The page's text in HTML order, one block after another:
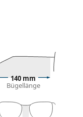
Lentiamo
dieser
passt perfekt zu
140 mm
Bügellänge